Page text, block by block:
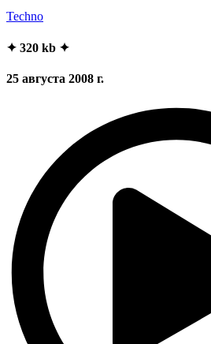
Techno
✦ 320 kb ✦
25 августа 2008 г.